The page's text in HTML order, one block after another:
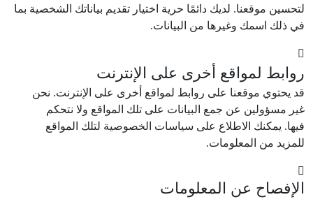
لتحسين موقعنا. لديك دائمًا حرية اختيار تقديم بياناتك الشخصية بما
في ذلك اسمك وغيرها من البيانات.
روابط لمواقع أخرى على الإنترنت
قد يحتوي موقعنا على روابط لمواقع أخرى على الإنترنت. نحن
غير مسؤولين عن جمع البيانات على تلك المواقع ولا نتحكم
فيها. يمكنك الاطلاع على سياسات الخصوصية لتلك المواقع
للمزيد من المعلومات.
الإفصاح عن المعلومات